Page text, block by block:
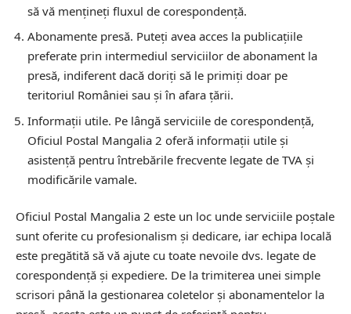
să vă mențineți fluxul de corespondență.
Abonamente presă. Puteți avea acces la publicațiile
preferate prin intermediul serviciilor de abonament la
presă, indiferent dacă doriți să le primiți doar pe
teritoriul României sau și în afara țării.
Informații utile. Pe lângă serviciile de corespondență,
Oficiul Postal Mangalia 2 oferă informații utile și
asistență pentru întrebările frecvente legate de TVA și
modificările vamale.
Oficiul Postal Mangalia 2 este un loc unde serviciile poștale
sunt oferite cu profesionalism și dedicare, iar echipa locală
este pregătită să vă ajute cu toate nevoile dvs. legate de
corespondență și expediere. De la trimiterea unei simple
scrisori până la gestionarea coletelor și abonamentelor la